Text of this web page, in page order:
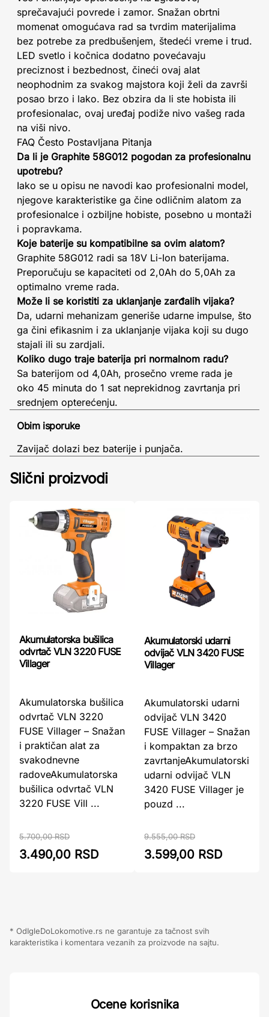
sprečavajući povrede i zamor. Snažan obrtni
momenat omogućava rad sa tvrdim materijalima
bez potrebe za predbušenjem, štedeći vreme i trud.
LED svetlo i kočnica dodatno povećavaju
preciznost i bezbednost, čineći ovaj alat
neophodnim za svakog majstora koji želi da završi
posao brzo i lako. Bez obzira da li ste hobista ili
profesionalac, ovaj uređaj podiže nivo vašeg rada
na viši nivo.
FAQ Često Postavljana Pitanja
Da li je Graphite 58G012 pogodan za profesionalnu
upotrebu?
Iako se u opisu ne navodi kao profesionalni model,
njegove karakteristike ga čine odličnim alatom za
profesionalce i ozbiljne hobiste, posebno u montaži
i popravkama.
Koje baterije su kompatibilne sa ovim alatom?
Graphite 58G012 radi sa 18V Li-Ion baterijama.
Preporučuju se kapaciteti od 2,0Ah do 5,0Ah za
optimalno vreme rada.
Može li se koristiti za uklanjanje zarđalih vijaka?
Da, udarni mehanizam generiše udarne impulse, što
ga čini efikasnim i za uklanjanje vijaka koji su dugo
stajali ili su zardjali.
Koliko dugo traje baterija pri normalnom radu?
Sa baterijom od 4,0Ah, prosečno vreme rada je
oko 45 minuta do 1 sat neprekidnog zavrtanja pri
srednjem opterećenju.
Obim isporuke
Zavijač dolazi bez baterije i punjača.
Slični proizvodi
Akumulatorska bušilica
odvrtač VLN 3220 FUSE
Villager
Akumulatorska bušilica
odvrtač VLN 3220
FUSE Villager – Snažan
i praktičan alat za
svakodnevne
radoveAkumulatorska
bušilica odvrtač VLN
3220 FUSE Vill ...
5.700,00 RSD
3.490,00 RSD
Akumulatorski udarni
odvijač VLN 3420 FUSE
Villager
Akumulatorski udarni
odvijač VLN 3420
FUSE Villager – Snažan
i kompaktan za brzo
zavrtanjeAkumulatorski
udarni odvijač VLN
3420 FUSE Villager je
pouzd ...
9.555,00 RSD
3.599,00 RSD
* OdIgleDoLokomotive.rs ne garantuje za tačnost svih
karakteristika i komentara vezanih za proizvode na sajtu.
Ocene korisnika